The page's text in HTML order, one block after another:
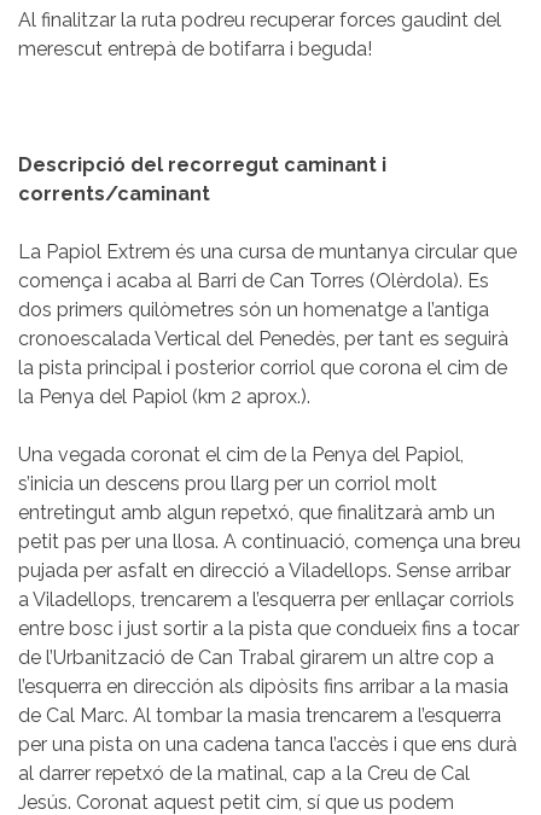
Al finalitzar la ruta podreu recuperar forces gaudint del
merescut entrepà de botifarra i beguda!
Descripció del recorregut caminant i
corrents/caminant
La Papiol Extrem és una cursa de muntanya circular que
comença i acaba al Barri de Can Torres (Olèrdola). Es
dos primers quilòmetres són un homenatge a l’antiga
cronoescalada Vertical del Penedès, per tant es seguirà
la pista principal i posterior corriol que corona el cim de
la Penya del Papiol (km 2 aprox.).
Una vegada coronat el cim de la Penya del Papiol,
s’inicia un descens prou llarg per un corriol molt
entretingut amb algun repetxó, que finalitzarà amb un
petit pas per una llosa. A continuació, comença una breu
pujada per asfalt en direcció a Viladellops. Sense arribar
a Viladellops, trencarem a l’esquerra per enllaçar corriols
entre bosc i just sortir a la pista que condueix fins a tocar
de l’Urbanització de Can Trabal girarem un altre cop a
l’esquerra en dirección als dipòsits fins arribar a la masia
de Cal Marc. Al tombar la masia trencarem a l’esquerra
per una pista on una cadena tanca l’accès i que ens durà
al darrer repetxó de la matinal, cap a la Creu de Cal
Jesús. Coronat aquest petit cim, sí que us podem